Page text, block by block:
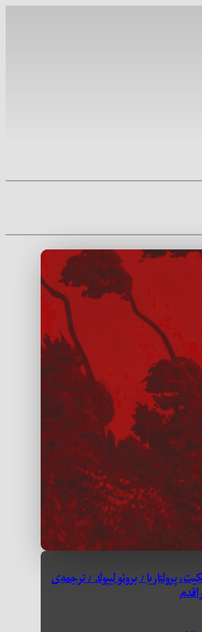
پرولتاریا / برونو لیپولد / ترجمه‌ی